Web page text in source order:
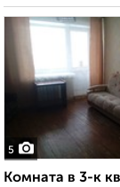
5
Комната в 3-к